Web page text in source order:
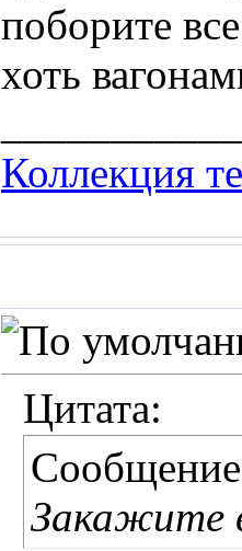
поборите
хоть
Коллекция
Цитата:
Закажите